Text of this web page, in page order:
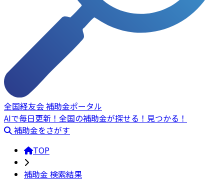
全国経友会 補助金ポータル
AIで毎日更新！全国の補助金が探せる！見つかる！
補助金をさがす
TOP
補助金 検索結果